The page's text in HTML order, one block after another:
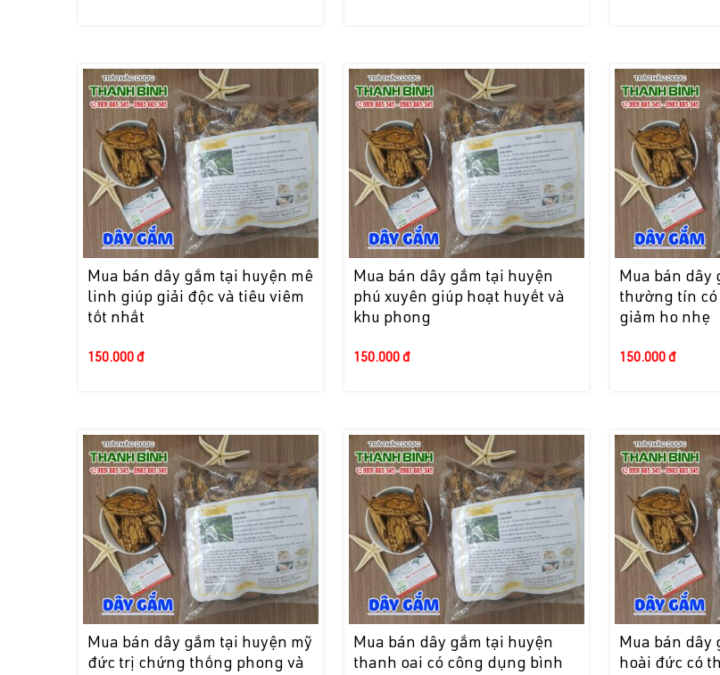
Mua bán dây gắm tại huyện mê
linh giúp giải độc và tiêu viêm
tốt nhất
150.000 đ
Mua bán dây gắm tại huyện
phú xuyên giúp hoạt huyết và
khu phong
150.000 đ
Mua bán dây
thường tín
giảm ho nhẹ
150.000 đ
Mua bán dây gắm tại huyện mỹ
đức trị chứng thống phong và
Mua bán dây gắm tại huyện
thanh oai có công dụng bình
Mua bán dây
hoài đức có